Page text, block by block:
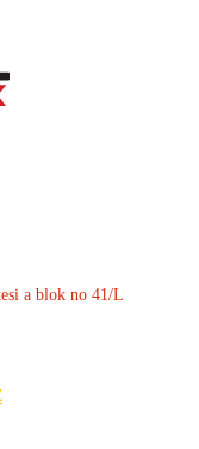
a blok no 41/L